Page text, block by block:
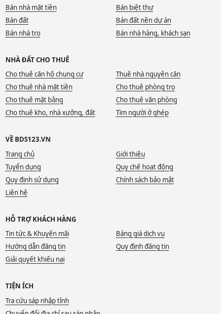
Bán nhà mặt tiền
Bán biệt thự
Bán đất
Bán đất nền dự án
Bán nhà trọ
Bán nhà hàng, khách sạn
NHÀ ĐẤT CHO THUÊ
Cho thuê căn hộ chung cư
Thuê nhà nguyên căn
Cho thuê nhà mặt tiền
Cho thuê phòng trọ
Cho thuê mặt bằng
Cho thuê văn phòng
Cho thuê kho, nhà xưởng, đất
Tìm người ở ghép
VỀ BDS123.VN
Trang chủ
Giới thiệu
Tuyển dụng
Quy chế hoạt động
Quy định sử dụng
Chính sách bảo mật
Liên hệ
HỖ TRỢ KHÁCH HÀNG
Tin tức & Khuyến mãi
Bảng giá dịch vụ
Hướng dẫn đăng tin
Quy định đăng tin
Giải quyết khiếu nại
TIỆN ÍCH
Tra cứu sáp nhập tỉnh